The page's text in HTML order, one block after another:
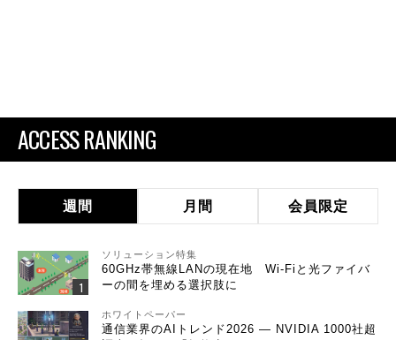
ACCESS RANKING
週間 月間 会員限定
ソリューション特集
60GHz帯無線LANの現在地 Wi-Fiと光ファイバ
ーの間を埋める選択肢に
ホワイトペーパー
通信業界のAIトレンド2026 ― NVIDIA 1000社超